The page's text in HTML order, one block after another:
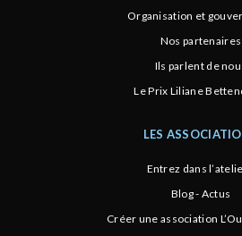
Organisation et
Nos partenaires
Ils parlent de
Le Prix Liliane
LES
Entrez dans
Blog - Actus
Créer une association